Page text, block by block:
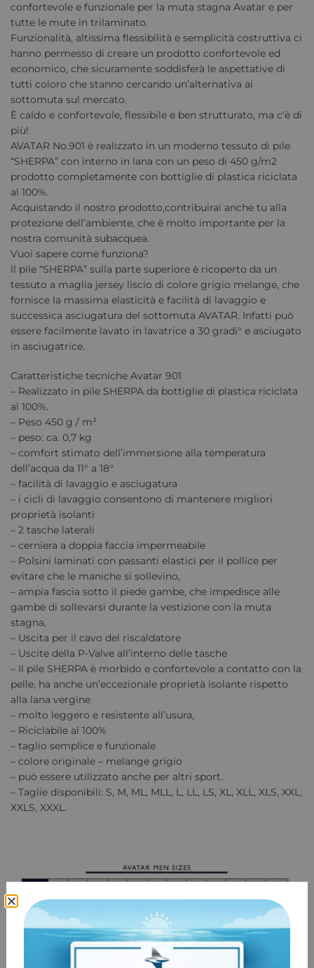
confortevole e funzionale per la muta stagna Avatar e per
tutte le mute in trilaminato.
Funzionalità, altissima flessibilità e semplicità costruttiva ci
hanno permesso di creare un prodotto confortevole ed
economico, che sicuramente soddisferà le aspettative di
tutti coloro che stanno cercando un’alternativa ai
sottomuta sul mercato.
È caldo e confortevole, flessibile e ben strutturato, ma c’è di
più!
AVATAR No.901 è realizzato in un moderno tessuto di pile
“SHERPA” con interno in lana con un peso di 450 g/m2
prodotto completamente con bottiglie di plastica riciclata
al 100%.
Acquistando il nostro prodotto,contribuirai anche tu alla
protezione dell’ambiente, che è molto importante per la
nostra comunità subacquea.
Vuoi sapere come funziona?
ll pile “SHERPA” sulla parte superiore è ricoperto da un
tessuto a maglia jersey liscio di colore grigio melange, che
fornisce la massima elasticità e facilità di lavaggio e
successica asciugatura del sottomuta AVATAR. Infatti può
essere facilmente lavato in lavatrice a 30 gradi° e asciugato
in asciugatrice.
Caratteristiche tecniche Avatar 901
– Realizzato in pile SHERPA da bottiglie di plastica riciclata
al 100%.
– Peso 450 g / m²
– peso: ca. 0,7 kg
– comfort stimato dell’immersione alla temperatura
dell’acqua da 11° a 18°
– facilità di lavaggio e asciugatura
– i cicli di lavaggio consentono di mantenere migliori
proprietà isolanti
– 2 tasche laterali
– cerniera a doppia faccia impermeabile
– Polsini laminati con passanti elastici per il pollice per
evitare che le maniche si sollevino,
– ampia fascia sotto il piede gambe, che impedisce alle
gambe di sollevarsi durante la vestizione con la muta
stagna,
– Uscita per il cavo del riscaldatore
– Uscite della P-Valve all’interno delle tasche
– Il pile SHERPA è morbido e confortevole a contatto con la
pelle, ha anche un’eccezionale proprietà isolante rispetto
alla lana vergine
– molto leggero e resistente all’usura,
– Riciclabile al 100%
– taglio semplice e funzionale
– colore originale – melange grigio
– può essere utilizzato anche per altri sport.
– Taglie disponibili: S, M, ML, MLL, L, LL, LS, XL, XLL, XLS, XXL,
XXLS, XXXL.